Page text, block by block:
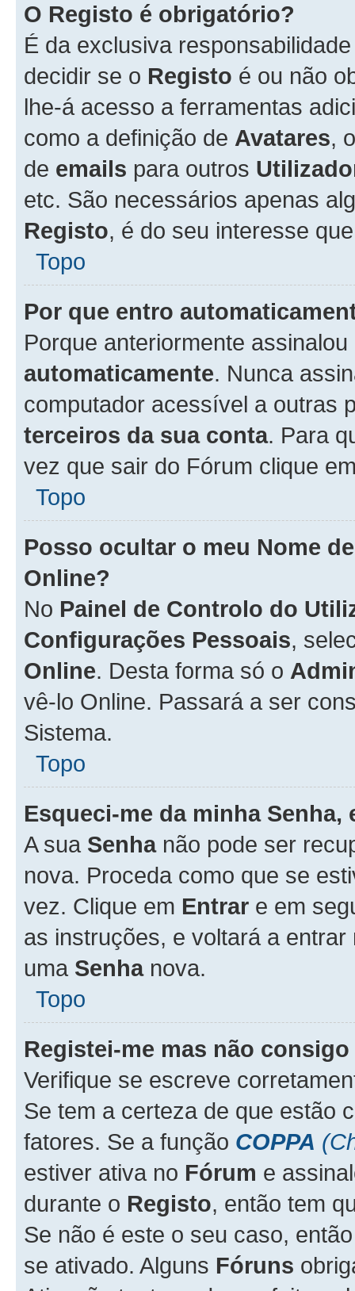
O Registo é obrigatório?
É da exclusiva
decidir se o Registo é ou não
lhe-á acesso a ferramentas
como a definição de Avatares,
de emails para outros
etc. São necessários apenas
Registo, é do seu interesse
Topo
Por que entro
Porque anteriormente
automaticamente. Nunca
computador acessível a outras
terceiros da sua conta. Para
vez que sair do Fórum clique
Topo
Posso ocultar o meu Nome
Online?
No Painel de Controlo do
Configurações Pessoais,
Online. Desta forma só o
vê-lo Online. Passará a ser
Sistema.
Topo
Esqueci-me da minha Senha,
A sua Senhanão pode ser
nova. Proceda como que se
vez. Clique em Entrar e em
as instruções, e voltará a
uma Senhanova.
Topo
Registei-me mas não
Verifique se escreve
Se tem a certeza de que estão
fatores. Se a função COPPA
estiver ativa no Fórum e
durante o Registo, então tem
Se não é este o seu caso,
se ativado. Alguns Fóruns